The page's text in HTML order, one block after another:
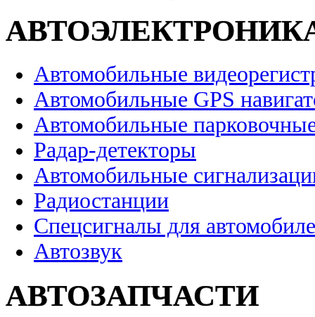
Автомобильные
Автомобильные GPS
Автомобильные
Радар-детекторы
Автомобильные
Радиостанции
Спецсигналы для
Автозвук
АВТОЗАПЧАСТИ